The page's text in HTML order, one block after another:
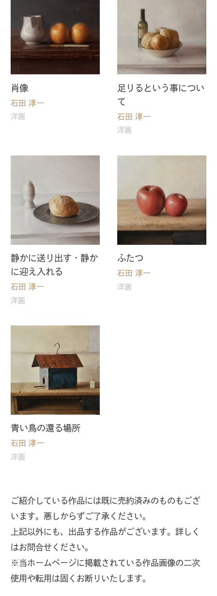
肖像
石田 淳一
洋画
足りるという事につい
て
石田 淳一
洋画
静かに送り出す・静か
に迎え入れる
石田 淳一
洋画
ふたつ
石田 淳一
洋画
⻘い鳥の還る場所
石田 淳一
洋画
ご紹介している作品には既に売約済みのものもござ
います。悪しからずご了承ください。
上記以外にも、出品する作品がございます。詳しく
はお問合せください。
※当ホームページに掲載されている作品画像の二次
使用や転用は固くお断りいたします。